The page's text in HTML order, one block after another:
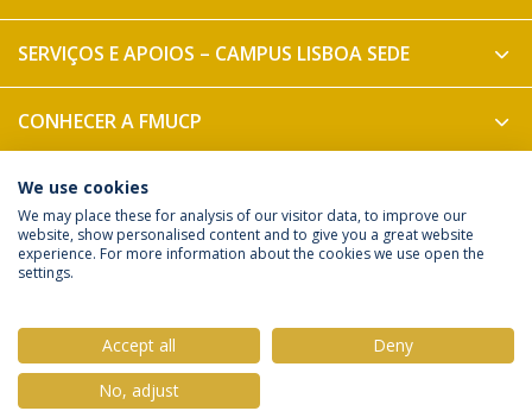
SERVIÇOS E APOIOS – CAMPUS LISBOA SEDE
CONHECER A FMUCP
GABINETE APOIO AO ALUNO
Política de Privacidade
Termos & Condições
© 2026 Universidade Católica Portuguesa
We use cookies
We may place these for analysis of our visitor data, to improve our
website, show personalised content and to give you a great website
experience. For more information about the cookies we use open the
settings.
Accept all
Deny
No, adjust